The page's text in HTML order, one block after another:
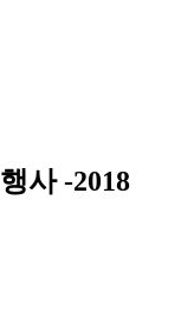
사 -2018